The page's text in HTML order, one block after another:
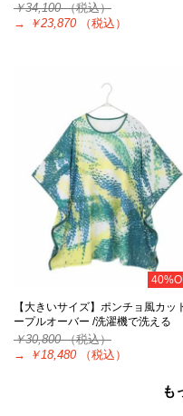
￥34,100（税込）
→
￥23,870 （税込）
【大きいサイズ】ポンチョ風カッ
ープルオーバー /洗濯機で洗える
￥30,800（税込）
→
￥18,480 （税込）
も